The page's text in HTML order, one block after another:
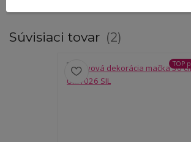
Súvisiaci tovar 2
TOP